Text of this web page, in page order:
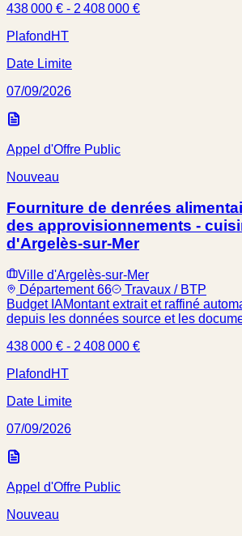
438 000 € - 2 408 000 €
Plafond HT
Date Limite
07/09/2026
Appel d'Offre Public
Nouveau
Fourniture de denrées
des approvisionnements -
d'Argelès-sur-Mer
Ville d'Argelès-sur-Mer
Département 66
Travaux / BTP
Budget IAMontant extrait et raffiné
depuis les données source et les
438 000 € - 2 408 000 €
Plafond HT
Date Limite
07/09/2026
Appel d'Offre Public
Nouveau